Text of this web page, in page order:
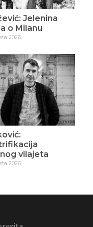
Jelenina
o Milanu
2026.
vilajeta
2026.